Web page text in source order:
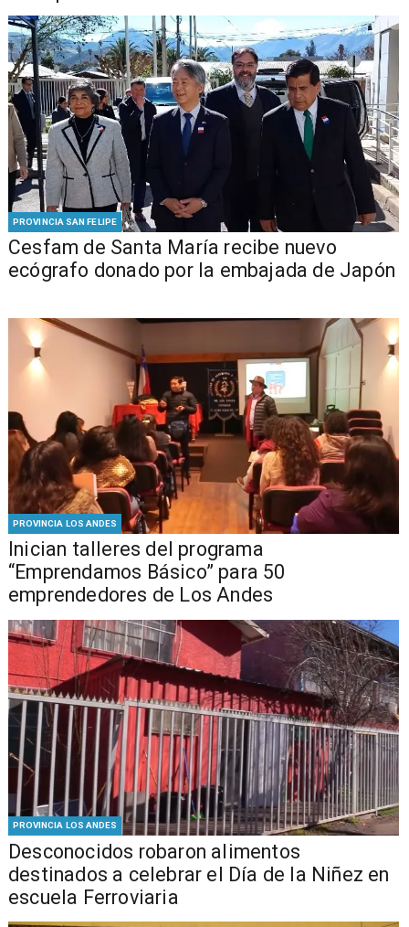
PROVINCIA SAN FELIPE
Cesfam de Santa María recibe nuevo
ecógrafo donado por la embajada de Japón
PROVINCIA LOS ANDES
Inician talleres del programa
“Emprendamos Básico” para 50
emprendedores de Los Andes
PROVINCIA LOS ANDES
Desconocidos robaron alimentos
destinados a celebrar el Día de la Niñez en
escuela Ferroviaria